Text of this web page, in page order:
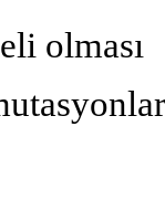
olması